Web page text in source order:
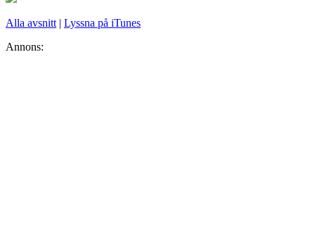
Alla avsnitt | Lyssna på iTunes
Annons: